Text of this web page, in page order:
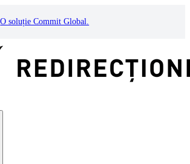
O soluție Commit Global.